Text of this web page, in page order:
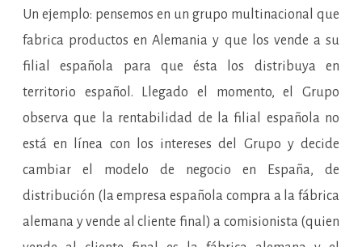
Un ejemplo: pensemos en un grupo multinacional que
fabrica productos en Alemania y que los vende a su
filial española para que ésta los distribuya en
territorio español. Llegado el momento, el Grupo
observa que la rentabilidad de la filial española no
está en línea con los intereses del Grupo y decide
cambiar el modelo de negocio en España, de
distribución (la empresa española compra a la fábrica
alemana y vende al cliente final) a comisionista (quien